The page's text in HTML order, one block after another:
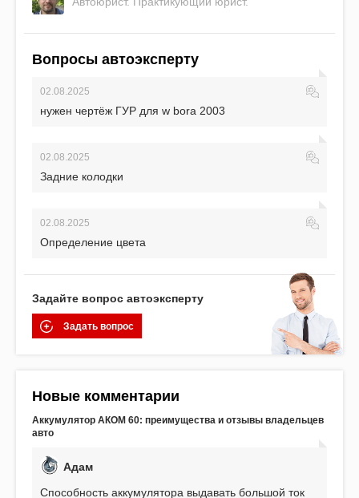
Вопросы автоэксперту
02.08.2025
нужен чертёж ГУР для w bora 2003
02.08.2025
Задние колодки
02.08.2025
Определение цвета
Задайте вопрос автоэксперту
Задать вопрос
Новые комментарии
Аккумулятор АКОМ 60: преимущества и отзывы владельцев
авто
Адам
Способность аккумулятора выдавать большой ток